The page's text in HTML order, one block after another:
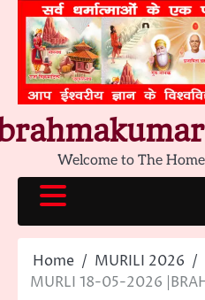
content
Welcome to The
Home
MURILI 2026
MURLI 18-05-2026